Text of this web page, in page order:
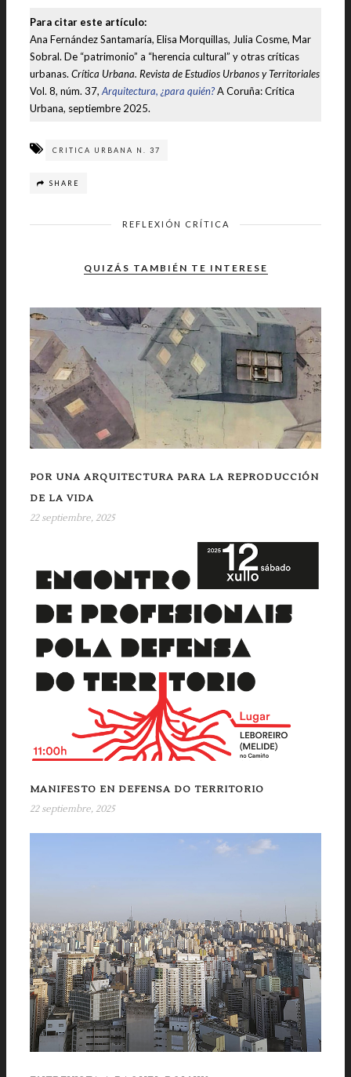
Para citar este artículo:
Ana Fernández Santamaría, Elisa Morquillas, Julia Cosme, Mar
Sobral. De “patrimonio” a “herencia cultural” y otras críticas
urbanas. Crítica Urbana. Revista de Estudios Urbanos y Territoriales
Vol. 8, núm. 37, Arquitectura, ¿para quién?A Coruña: Crítica
Urbana, septiembre 2025.
CRITICA URBANA N. 37
SHARE
REFLEXIÓN CRÍTICA
QUIZÁS TAMBIÉN TE INTERESE
POR UNA ARQUITECTURA PARA LA REPRODUCCIÓN
DE LA VIDA
22 septiembre, 2025
MANIFESTO EN DEFENSA DO TERRITORIO
22 septiembre, 2025